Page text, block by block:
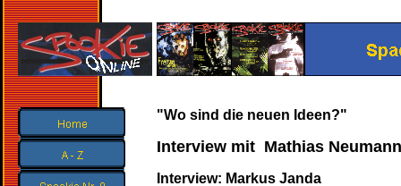
"Wo sind die neuen Ideen?"
Interview mit Mathias Neumann
Interview: Markus Janda